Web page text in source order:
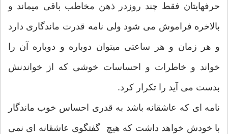
حرفهایتان فقط چند روزدر ذهن مخاطب باقی میماند و
بالاخره فراموش می شود ولی نامه قدرت ماندگاری دارد
و هر زمان و هر ساعتی میتوان دوباره و دوباره آن را
خواند و خاطرات و احساسات خوشی که از خواندنش
بدست می آید را تکرار کرد.
نامه ای که عاشقانه باشد به قدری احساس خوب ماندگار
با خودش خواهد داشت که هیچ گفتگوی عاشقانه ای نمی